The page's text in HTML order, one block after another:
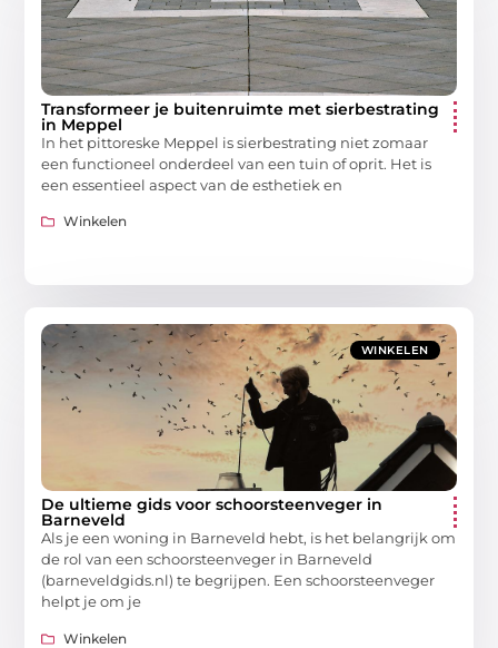
Transformeer je buitenruimte met sierbestrating
in Meppel
In het pittoreske Meppel is sierbestrating niet zomaar
een functioneel onderdeel van een tuin of oprit. Het is
een essentieel aspect van de esthetiek en
Winkelen
WINKELEN
De ultieme gids voor schoorsteenveger in
Barneveld
Als je een woning in Barneveld hebt, is het belangrijk om
de rol van een schoorsteenveger in Barneveld
(barneveldgids.nl) te begrijpen. Een schoorsteenveger
helpt je om je
Winkelen